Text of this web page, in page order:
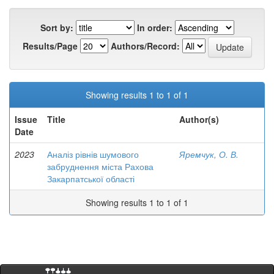
Sort by:
In order:
Results/Page
Authors/Record:
Showing results 1 to 1 of 1
Issue
Date
Title Author(s)
2023
Аналіз рівнів шумового
забруднення міста Рахова
Закарпатської області
Яремчук, О. В.
Showing results 1 to 1 of 1